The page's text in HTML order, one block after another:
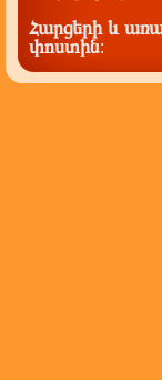
Հարցերի և
փոստին: